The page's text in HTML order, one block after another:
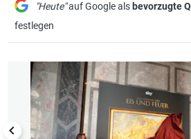
"Heute"auf Google als bevorzugte
festlegen
1/7